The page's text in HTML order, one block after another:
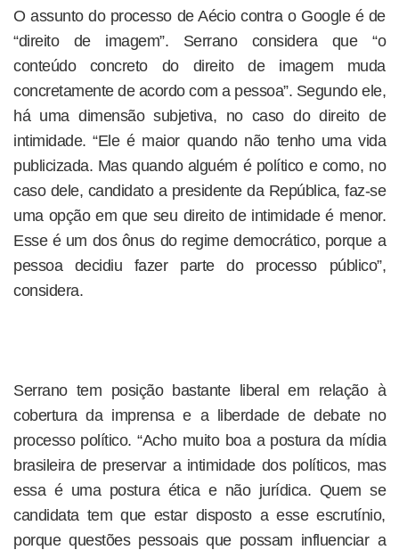
O assunto do processo de Aécio contra o Google é de
“direito de imagem”. Serrano considera que “o
conteúdo concreto do direito de imagem muda
concretamente de acordo com a pessoa”. Segundo ele,
há uma dimensão subjetiva, no caso do direito de
intimidade. “Ele é maior quando não tenho uma vida
publicizada. Mas quando alguém é político e como, no
caso dele, candidato a presidente da República, faz-se
uma opção em que seu direito de intimidade é menor.
Esse é um dos ônus do regime democrático, porque a
pessoa decidiu fazer parte do processo público”,
considera.
Serrano tem posição bastante liberal em relação à
cobertura da imprensa e a liberdade de debate no
processo político. “Acho muito boa a postura da mídia
brasileira de preservar a intimidade dos políticos, mas
essa é uma postura ética e não jurídica. Quem se
candidata tem que estar disposto a esse escrutínio,
porque questões pessoais que possam influenciar a